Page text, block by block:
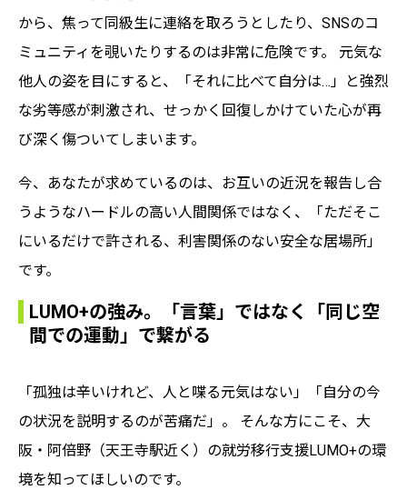
から、焦って同級生に連絡を取ろうとしたり、SNSのコ
ミュニティを覗いたりするのは非常に危険です。 元気な
他人の姿を目にすると、「それに比べて自分は…」と強烈
な劣等感が刺激され、せっかく回復しかけていた心が再
び深く傷ついてしまいます。
今、あなたが求めているのは、お互いの近況を報告し合
うようなハードルの高い人間関係ではなく、「ただそこ
にいるだけで許される、利害関係のない安全な居場所」
です。
LUMO+の強み。「言葉」ではなく「同じ空
間での運動」で繋がる
「孤独は辛いけれど、人と喋る元気はない」「自分の今
の状況を説明するのが苦痛だ」。 そんな方にこそ、大
阪・阿倍野（天王寺駅近く）の就労移行支援LUMO+の環
境を知ってほしいのです。